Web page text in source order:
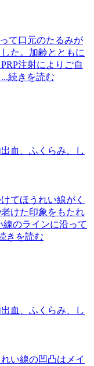
て口元のたるみが
た。加齢とともに
注射によりご自
続きを読む
血、ふくらみ、し
てほうれい線がく
けた印象をもたれ
のラインに沿って
きを読む
血、ふくらみ、し
い線の凹凸はメイ